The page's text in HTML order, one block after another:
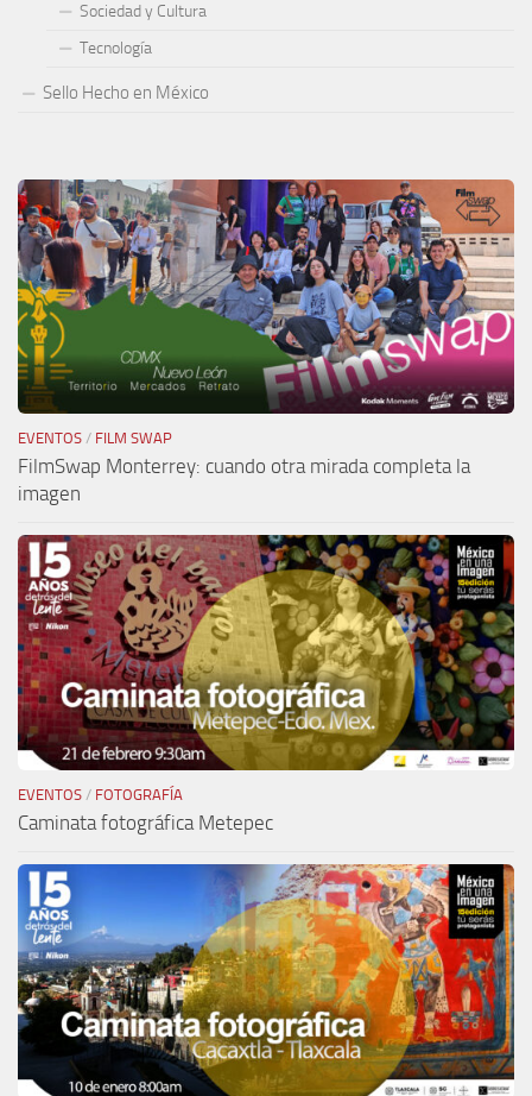
Sociedad y Cultura
Tecnología
Sello Hecho en México
EVENTOS / FILM SWAP
FilmSwap Monterrey: cuando otra mirada completa la
imagen
EVENTOS / FOTOGRAFÍA
Caminata fotográfica Metepec